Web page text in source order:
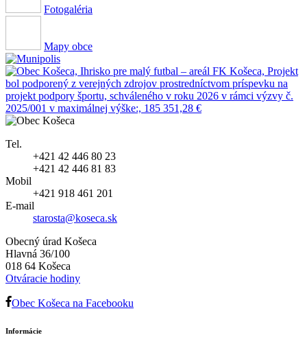
Fotogaléria
Mapy obce
Tel.
+421 42 446 80 23
+421 42 446 81 83
Mobil
+421 918 461 201
E-mail
starosta@koseca.sk
Obecný úrad Košeca
Hlavná 36/100
018 64 Košeca
Otváracie hodiny
Obec Košeca na Facebooku
Informácie